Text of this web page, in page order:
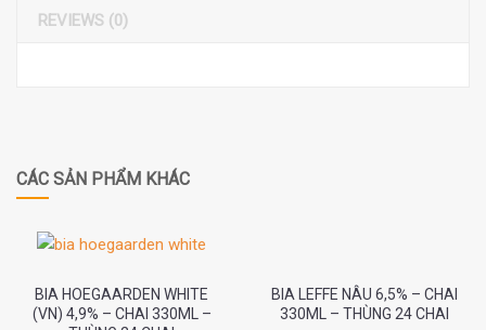
REVIEWS (0)
CÁC SẢN PHẨM KHÁC
BIA HOEGAARDEN WHITE
(VN) 4,9% – CHAI 330ML –
BIA LEFFE NÂU 6,5% – CHAI
330ML – THÙNG 24 CHAI